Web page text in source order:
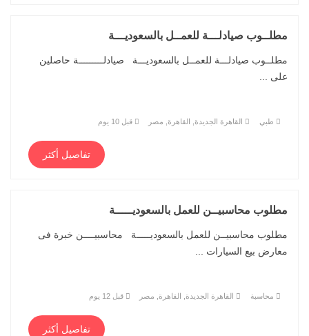
مطلــوب صيادلـــة للعمــل بالسعوديـــة
مطلــوب صيادلـــة للعمــل بالسعوديـــة صيادلـــــــــة حاصلين
على ...
طبي القاهرة الجديدة, القاهرة, مصر قبل 10 يوم
تفاصيل أكثر
مطلوب محاسبيــن للعمل بالسعوديـــــة
مطلوب محاسبيــن للعمل بالسعوديـــــة محاسبيــــن خبرة فى
معارض بيع السيارات ...
محاسبة القاهرة الجديدة, القاهرة, مصر قبل 12 يوم
تفاصيل أكثر